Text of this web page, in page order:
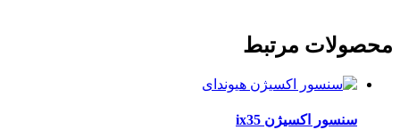
محصولات مرتبط
سنسور اکسیژن ix35